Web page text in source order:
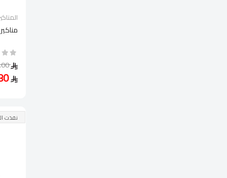
مناكير
24.00
16.80
نفذت